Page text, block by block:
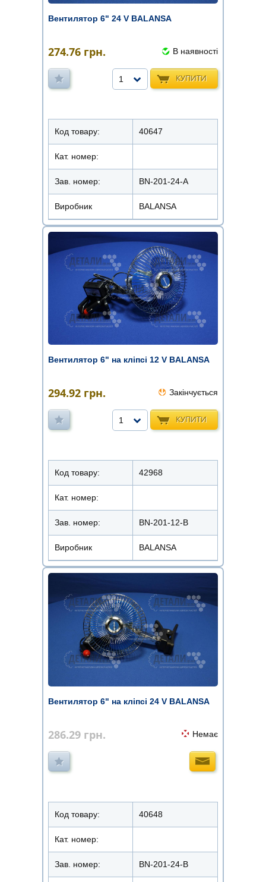
Вентилятор 6" 24 V BALANSA
274.76 грн. В наявності
КУПИТИ
1
Код товару: 40647
Кат. номер:
Зав. номер: BN-201-24-A
Виробник BALANSA
Вентилятор 6" на кліпсі 12 V BALANSA
294.92 грн. Закінчується
КУПИТИ
1
Код товару: 42968
Кат. номер:
Зав. номер: BN-201-12-B
Виробник BALANSA
Вентилятор 6" на кліпсі 24 V BALANSA
286.29 грн. Немає
Код товару: 40648
Кат. номер:
Зав. номер: BN-201-24-B